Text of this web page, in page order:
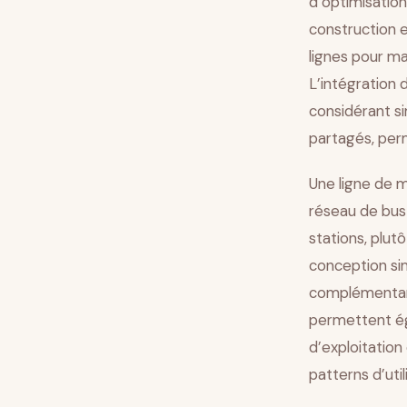
construction
lignes pour
L’intégration
considérant
partagés,
Une ligne de
réseau de
stations,
conception
permettent
patterns